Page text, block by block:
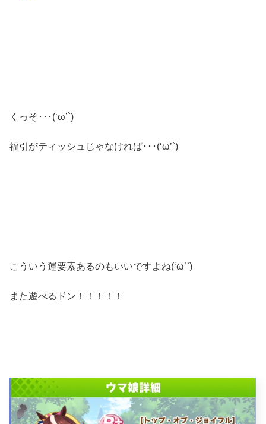
くっそ･･･(‘ω’`)
福引がティッシュじゃなければ･･･(‘ω’`)
こういう運要素あるのもいいですよね(‘ω’`)
また遊べるドン！！！！！